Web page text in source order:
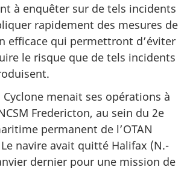
à enquêter sur de tels incidents
rapidement des mesures de
efficace qui permettront d’éviter
le risque que de tels incidents
Cyclone menait ses opérations à
Fredericton, au sein du 2e
permanent de l’OTAN
Le navire avait quitté Halifax (N.-
dernier pour une mission de